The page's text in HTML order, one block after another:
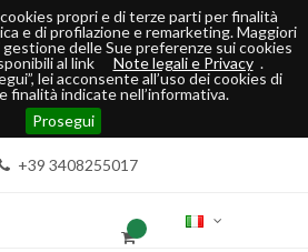
propri e di terze parti per finalità
e di profilazione e remarketing. Maggiori
delle Sue preferenze sui cookies
al link
Note legali e Privacy .
lei acconsente all’uso dei cookies di
finalità indicate nell’informativa.
Prosegui
+39 3408255017